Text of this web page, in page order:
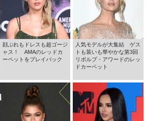
顔ぶれもドレスも超ゴージ
ャス！ AMAのレッドカ
ーペットをプレイバック
人気モデルが大集結 ゲス
トも装いも華やかな第3回
リボルブ・アワードのレッ
ドカーペット